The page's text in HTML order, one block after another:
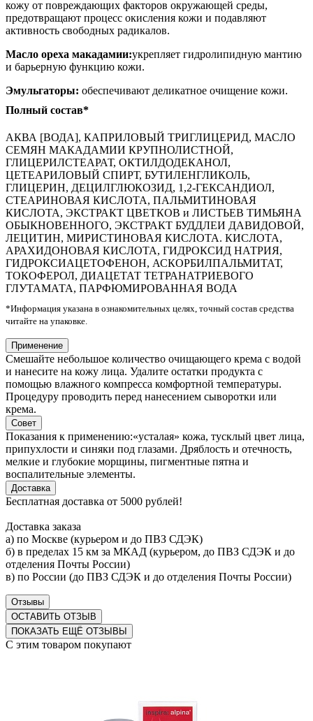
кожу от повреждающих факторов окружающей среды,
предотвращают процесс окисления кожи и подавляют
активность свободных радикалов.
Масло ореха макадамии:укрепляет гидролипидную мантию
и барьерную функцию кожи.
Эмульгаторы: обеспечивают деликатное очищение кожи.
Полный состав*
АКВА [ВОДА], КАПРИЛОВЫЙ ТРИГЛИЦЕРИД, МАСЛО
СЕМЯН МАКАДАМИИ КРУПНОЛИСТНОЙ,
ГЛИЦЕРИЛСТЕАРАТ, ОКТИЛДОДЕКАНОЛ,
ЦЕТЕАРИЛОВЫЙ СПИРТ, БУТИЛЕНГЛИКОЛЬ,
ГЛИЦЕРИН, ДЕЦИЛГЛЮКОЗИД, 1,2-ГЕКСАНДИОЛ,
СТЕАРИНОВАЯ КИСЛОТА, ПАЛЬМИТИНОВАЯ
КИСЛОТА, ЭКСТРАКТ ЦВЕТКОВ и ЛИСТЬЕВ ТИМЬЯНА
ОБЫКНОВЕННОГО, ЭКСТРАКТ БУДДЛЕИ ДАВИДОВОЙ,
ЛЕЦИТИН, МИРИСТИНОВАЯ КИСЛОТА. КИСЛОТА,
АРАХИДОНОВАЯ КИСЛОТА, ГИДРОКСИД НАТРИЯ,
ГИДРОКСИАЦЕТОФЕНОН, АСКОРБИЛПАЛЬМИТАТ,
ТОКОФЕРОЛ, ДИАЦЕТАТ ТЕТРАНАТРИЕВОГО
ГЛУТАМАТА, ПАРФЮМИРОВАННАЯ ВОДА
*Информация указана в ознакомительных целях, точный состав средства
читайте на упаковке.
Применение
Смешайте небольшое количество очищающего крема с водой
и нанесите на кожу лица. Удалите остатки продукта с
помощью влажного компресса комфортной температуры.
Процедуру проводить перед нанесением сыворотки или
крема.
Совет
Показания к применению:«усталая» кожа, тусклый цвет лица,
припухлости и синяки под глазами. Дряблость и отечность,
мелкие и глубокие морщины, пигментные пятна и
воспалительные элементы.
Доставка
Бесплатная доставка от 5000 рублей!
Доставка заказа
а) по Москве (курьером и до ПВЗ СДЭК)
б) в пределах 15 км за МКАД (курьером, до ПВЗ СДЭК и до
отделения Почты России)
в) по России (до ПВЗ СДЭК и до отделения Почты России)
Отзывы
ОСТАВИТЬ ОТЗЫВ
ПОКАЗАТЬ ЕЩЁ ОТЗЫВЫ
С этим товаром покупают